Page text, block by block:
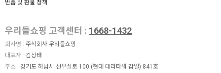
반품 및 환불 정책
우리들쇼핑 고객센터 : 1668-1432
회사명 : 주식회사 우리들쇼핑
대표자 : 김상태
주소 : 경기도 하남시 신우실로 100 (현대 테라타워 감일) 841호